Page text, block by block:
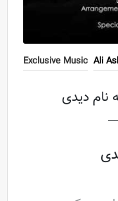
Exclusive Music Ali
نام دیدی